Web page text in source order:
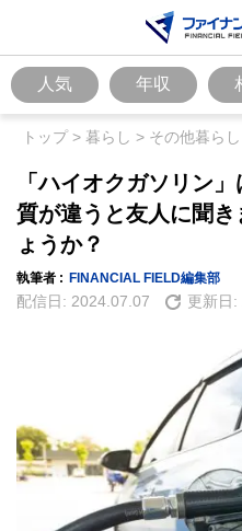
人気 年収
トップ> 暮らし > その他暮らし
「ハイオクガソリン
質が違うと友人に聞
ょうか？
執筆者 : FINANCIAL FIELD編集部
配信日: 2024.07.07 更新日: